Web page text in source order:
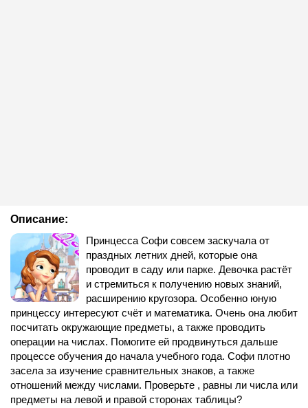
Описание:
Принцесса Софи совсем заскучала от
праздных летних дней, которые она
проводит в саду или парке. Девочка растёт
и стремиться к получению новых знаний,
расширению кругозора. Особенно юную
принцессу интересуют счёт и математика. Очень она любит
посчитать окружающие предметы, а также проводить
операции на числах. Помогите ей продвинуться дальше
процессе обучения до начала учебного года. Софи плотно
засела за изучение сравнительных знаков, а также
отношений между числами. Проверьте , равны ли числа или
предметы на левой и правой сторонах таблицы?